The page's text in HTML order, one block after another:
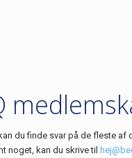
du finde svar på de fleste af
noget, kan du skrive til